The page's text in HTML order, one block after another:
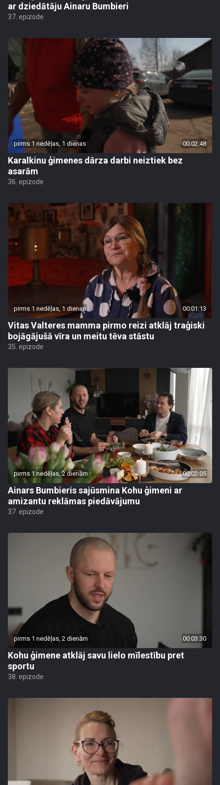
ar dziedātāju Ainaru Bumbieri
37. epizode
pirms 1 nedēļas, 1 dienas 00:02:48
Karalkinu ģimenes dārza darbi neiztiek bez
asarām
36. epizode
pirms 1 nedēļas, 1 dienas 00:01:13
Vitas Valteres mamma pirmo reizi atklāj traģiski
bojāgājušā vīra un meitu tēva stāstu
35. epizode
pirms 1 nedēļas, 2 dienām 00:02:05
Ainars Bumbieris sajūsmina Kohu ģimeni ar
amizantu reklāmas piedāvājumu
37. epizode
pirms 1 nedēļas, 2 dienām 00:03:30
Kohu ģimene atklāj savu lielo mīlestību pret
sportu
38. epizode